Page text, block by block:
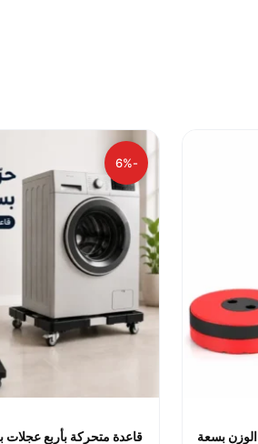
بسعة
-6%
قاعدة متحركة بأربع عجلات